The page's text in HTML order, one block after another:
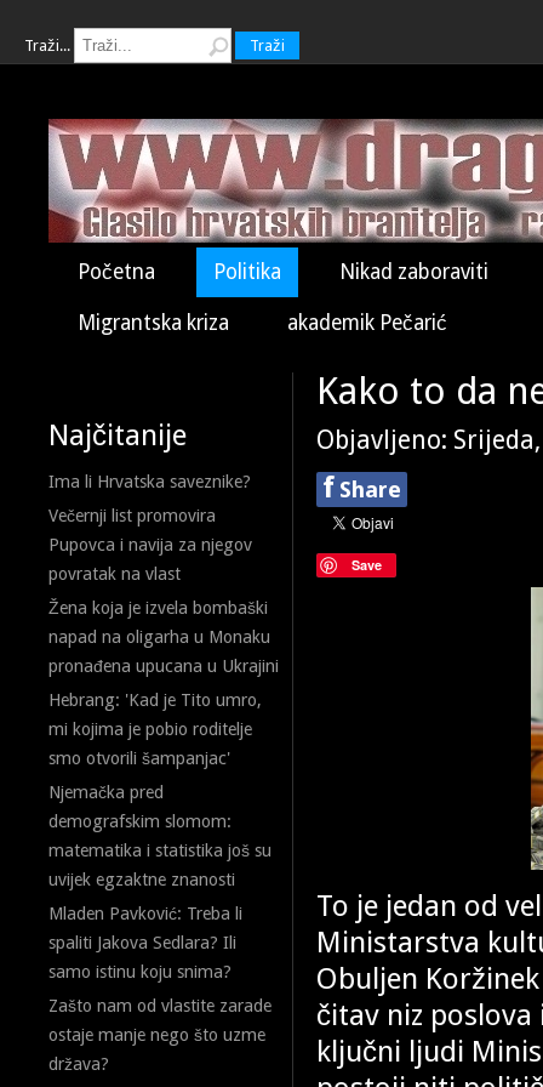
Traži... Traži
Početna Politika Nikad zaboraviti
Migrantska kriza akademik Pečarić
Najčitanije
Ima li Hrvatska saveznike?
Večernji list promovira
Pupovca i navija za njegov
povratak na vlast
Žena koja je izvela bombaški
napad na oligarha u Monaku
pronađena upucana u Ukrajini
Hebrang: 'Kad je Tito umro,
mi kojima je pobio roditelje
smo otvorili šampanjac'
Njemačka pred
demografskim slomom:
matematika i statistika još su
uvijek egzaktne znanosti
Mladen Pavković: Treba li
spaliti Jakova Sedlara? Ili
samo istinu koju snima?
Zašto nam od vlastite zarade
ostaje manje nego što uzme
država?
Kako to da
Objavljeno:
f Share
Save
To je jedan od
Ministarstva
Obuljen
čitav niz
ključni ljudi